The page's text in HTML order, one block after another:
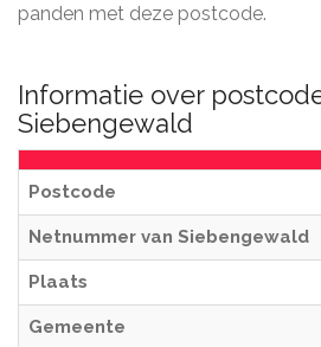
panden met deze postcode.
Informatie over
Siebengewald
Postcode
Netnummer van Siebengewald
Plaats
Gemeente